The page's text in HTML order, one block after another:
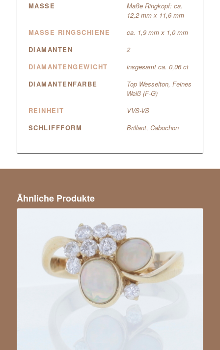
MASSE
Maße Ringkopf: ca.
12,2 mm x 11,6 mm
MASSE RINGSCHIENE
ca. 1,9 mm x 1,0 mm
DIAMANTEN
2
DIAMANTENGEWICHT
insgesamt ca. 0,06 ct
DIAMANTENFARBE
Top Wesselton, Feines
Weiß (F-G)
REINHEIT
VVS-VS
SCHLIFFFORM
Brillant, Cabochon
Ähnliche Produkte